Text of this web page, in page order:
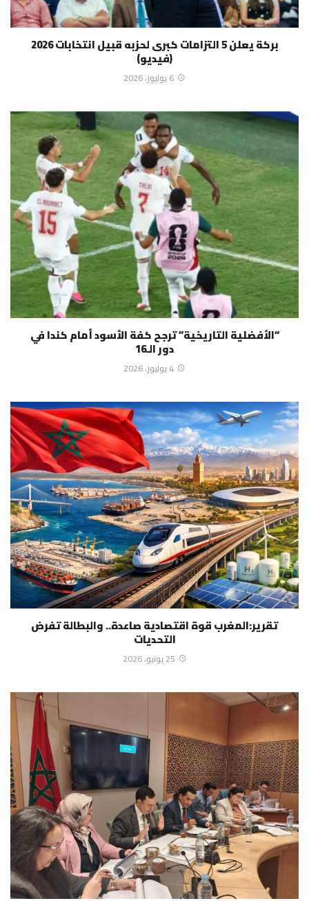
بركة يعلن 5 التزامات كبرى لحزبه قبيل انتخابات 2026
(فيديو)
6 يوليوز، 2026
“الأفضلية التاريخية” ترجح كفة الأسود أمام كندا في
دور الـ16
4 يوليوز، 2026
تقرير:المغرب قوة اقتصادية صاعدة.. والبطالة تفرض
التحديات
25 يونيو، 2026